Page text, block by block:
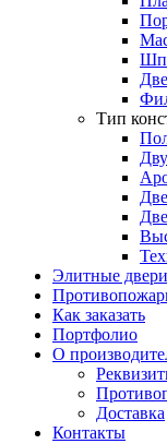
Тип
Элитные двери
Как заказать
Портфолио
О
Доставка
Контакты